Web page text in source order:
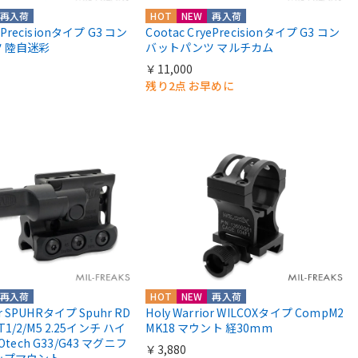
再入荷
タイプ G3 コン
陸自迷彩
HOT NEW 再入荷
Cootac CryePrecisionタイプ G3 コン
バットパンツ マルチカム
￥11,000
残り2点 お早めに
再入荷
タイプ Spuhr RD
2/M5 2.25インチ ハイ
G33/G43 マグニフ
HOT NEW 再入荷
Holy Warrior WILCOXタイプ CompM2
MK18 マウント 経30mm
￥3,880